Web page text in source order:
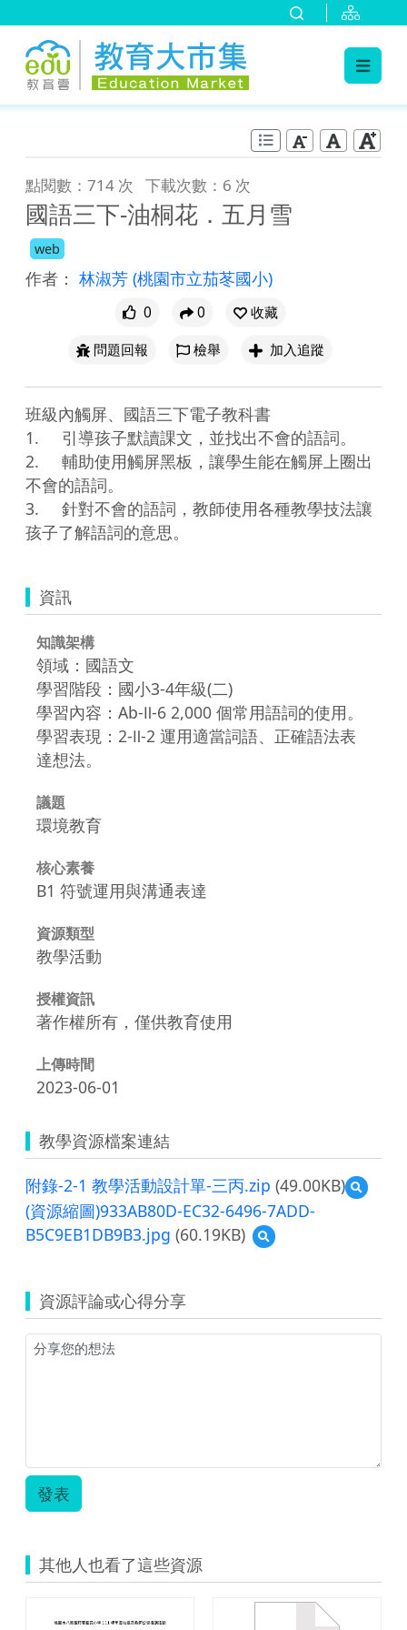
點閱數：714 次 下載次數：6 次
國語三下-油桐花．五月雪
web
作者： 林淑芳 (桃園市立茄苳國小)
0 0
收藏
問題回報
檢舉 加入追蹤
班級內觸屏、國語三下電子教科書
1.	引導孩子默讀課文，並找出不會的語詞。
2.	輔助使用觸屏黑板，讓學生能在觸屏上圈出
不會的語詞。
3.	針對不會的語詞，教師使用各種教學技法讓
孩子了解語詞的意思。
資訊
知識架構
領域：國語文
學習階段：國小3-4年級(二)
學習內容：Ab-Ⅱ-6 2,000 個常用語詞的使用。
學習表現：2-Ⅱ-2 運用適當詞語、正確語法表
達想法。
議題
環境教育
核心素養
B1 符號運用與溝通表達
資源類型
教學活動
授權資訊
著作權所有，僅供教育使用
上傳時間
2023-06-01
教學資源檔案連結
附錄-2-1 教學活動設計單-三丙.zip (49.00KB)
預
覽
動
(資源縮圖)933AB80D-EC32-6496-7ADD-
B5C9EB1DB9B3.jpg (60.19KB)
預
覽
圖)933AB80D-
EC32-
資源評論或心得分享
發表
其他人也看了這些資源